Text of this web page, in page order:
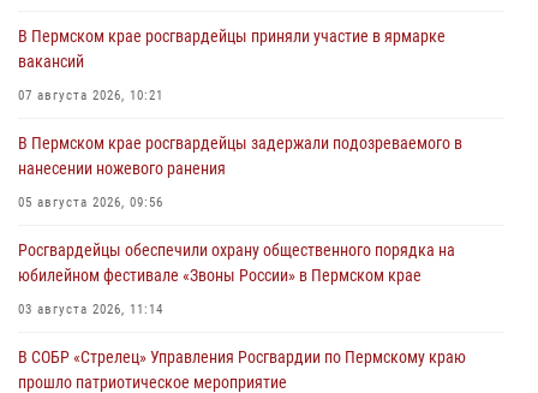
В Пермском крае росгвардейцы приняли участие в ярмарке
вакансий
07 августа 2026, 10:21
В Пермском крае росгвардейцы задержали подозреваемого в
нанесении ножевого ранения
05 августа 2026, 09:56
Росгвардейцы обеспечили охрану общественного порядка на
юбилейном фестивале «Звоны России» в Пермском крае
03 августа 2026, 11:14
В СОБР «Стрелец» Управления Росгвардии по Пермскому краю
прошло патриотическое мероприятие